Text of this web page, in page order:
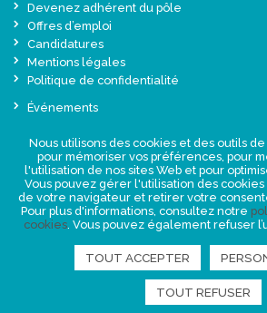
Devenez adhérent du pôle
Offres d’emploi
Candidatures
Mentions légales
Politique de confidentialité
Événements
Une offre globale sur-mesure
Presse
NEWSLETTER
RETROUVEZ-NOUS
Nous utilisons des cookies et des outils de
pour mémoriser vos préférences, pour
l'utilisation de nos sites Web et pour
Vous pouvez gérer l'utilisation des
de votre navigateur et retirer votre
Pour plus d'informations, consultez notre
cookies. Vous pouvez également refuser
TOUT ACCEPTER
TOUT REFUSER